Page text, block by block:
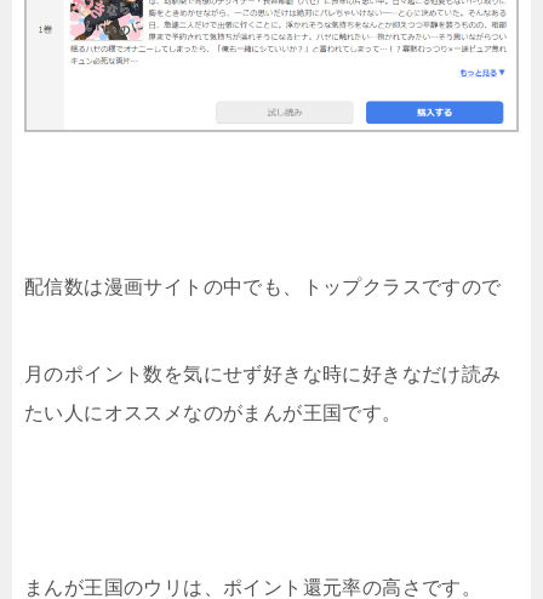
配信数は漫画サイトの中でも、トップクラスですので
月のポイント数を気にせず好きな時に好きなだけ読み
たい人にオススメなのがまんが王国です。
まんが王国のウリは、ポイント還元率の高さです。